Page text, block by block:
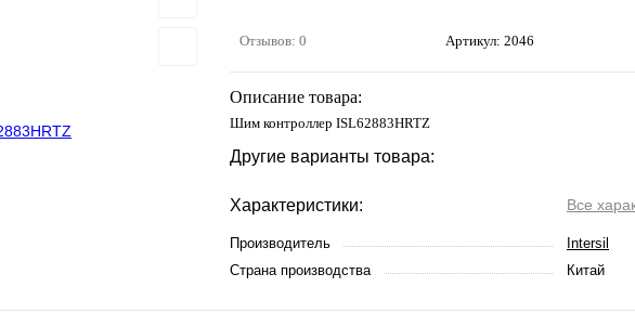
Отзывов: 0 Артикул: 2046
Описание товара:
Шим контроллер ISL62883HRTZ
Другие варианты товара:
Характеристики: Все
Производитель
Intersil
Страна производства
Китай